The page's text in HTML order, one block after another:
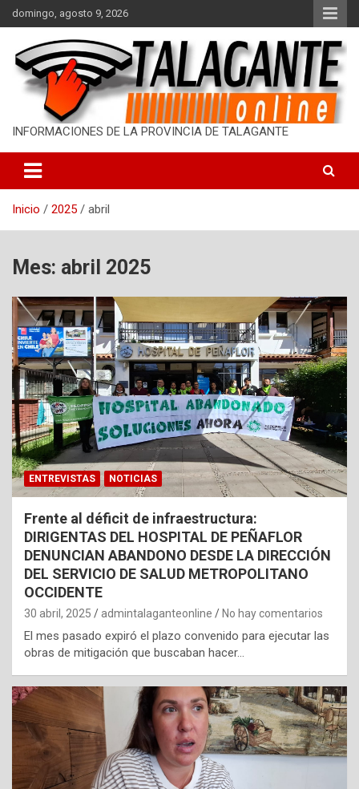
a
t
n
domingo, agosto 9, 2026
INFORMACIONES DE LA PROVINCIA DE TALAGANTE
Inicio 2025 abril
Mes: abril 2025
ENTREVISTAS NOTICIAS
Frente al déficit de infraestructura:
DIRIGENTAS DEL HOSPITAL DE PEÑAFLOR
DENUNCIAN ABANDONO DESDE LA DIRECCIÓN
DEL SERVICIO DE SALUD METROPOLITANO
OCCIDENTE
30 abril, 2025 admintalaganteonline No hay comentarios
El mes pasado expiró el plazo convenido para ejecutar las
obras de mitigación que buscaban hacer…